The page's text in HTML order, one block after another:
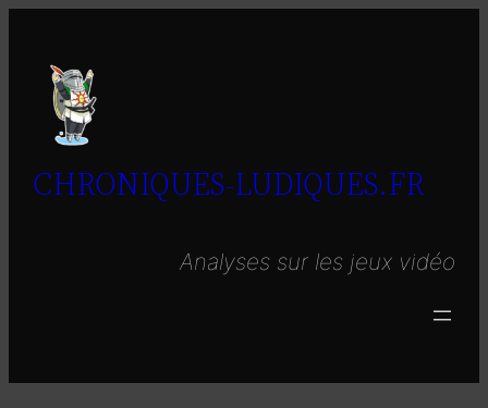
contenu
CHRONIQUES-LUDIQUES.FR
Analyses sur les jeux vidéo